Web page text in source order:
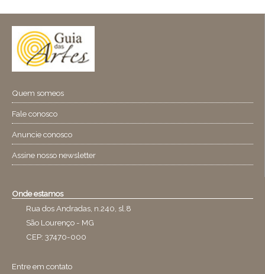
Quem someos
Fale conosco
Anuncie conosco
Assine nosso newsletter
Onde estamos
Rua dos Andradas, n.240, sl.8
São Lourenço - MG
CEP: 37470-000
Entre em contato